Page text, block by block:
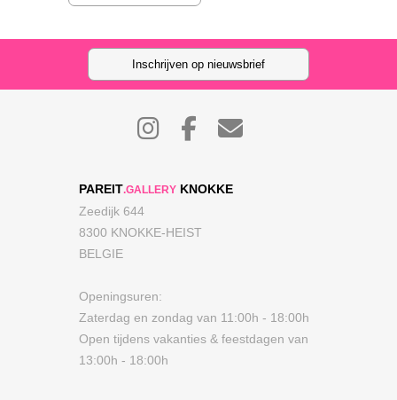
Inschrijven op nieuwsbrief
PAREIT.GALLERY KNOKKE
Zeedijk 644
8300 KNOKKE-HEIST
BELGIE
Openingsuren:
Zaterdag en zondag van 11:00h - 18:00h
Open tijdens vakanties & feestdagen van
13:00h - 18:00h